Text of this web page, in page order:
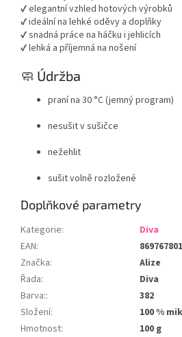
✔ elegantní vzhled hotových výrobků
✔ ideální na lehké oděvy a doplňky
✔ snadná práce na háčku i jehlicích
✔ lehká a příjemná na nošení
🧼 Údržba
praní na 30 °C (jemný program)
nesušit v sušičce
nežehlit
sušit volně rozložené
Doplňkové parametry
Kategorie:
Diva
EAN:
Značka:
Alize
Řada:
Diva
Barva::
382
Složení:
100 %
Hmotnost:
100 g